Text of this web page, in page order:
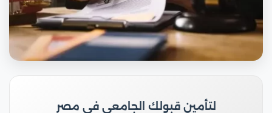
لتأمين قبولك الجامعي في مصر